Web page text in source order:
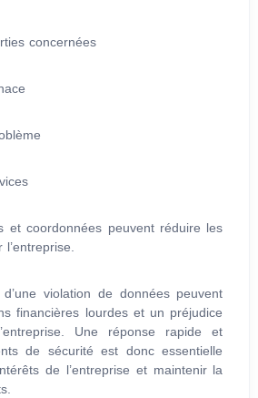
concernées
et coordonnées peuvent réduire les
violation de données peuvent
financières lourdes et un préjudice
Une réponse rapide et
de sécurité est donc essentielle
de l’entreprise et maintenir la